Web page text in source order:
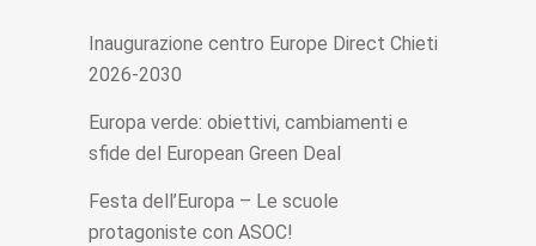
Inaugurazione centro Europe Direct Chieti
2026-2030
Europa verde: obiettivi, cambiamenti e
sfide del European Green Deal
Festa dell’Europa – Le scuole
protagoniste con ASOC!